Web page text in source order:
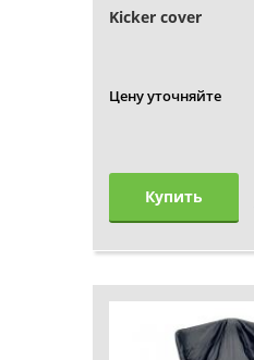
Kicker cover
Цену уточняйте
Купить